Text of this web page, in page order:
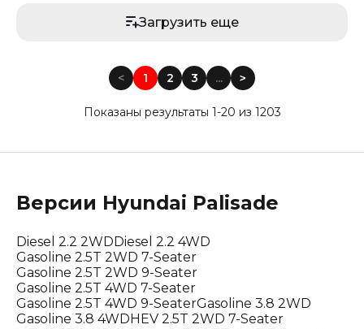
Загрузить еще
< 1 2 3 ... <
Показаны результаты 1-20 из 1203
Версии Hyundai Palisade
Diesel 2.2 2WD Diesel 2.2 4WD
Gasoline 2.5T 2WD 7-Seater
Gasoline 2.5T 2WD 9-Seater
Gasoline 2.5T 4WD 7-Seater
Gasoline 2.5T 4WD 9-SeaterGasoline 3.8 2WD
Gasoline 3.8 4WD HEV 2.5T 2WD 7-Seater